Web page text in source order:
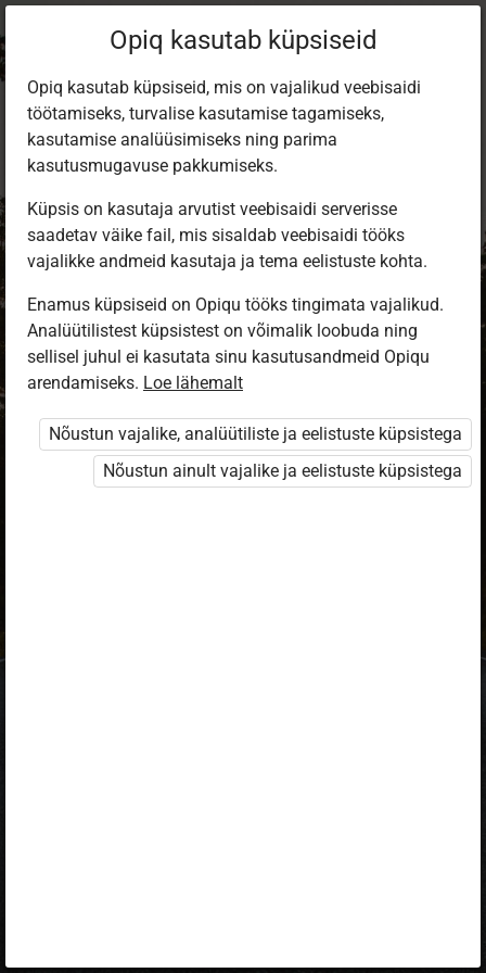
Sisene Opiqusse
Vali, kuidas end tuvastada
eKool
Stuudium
Opiq
HarID
Opiq kasutab küpsiseid
Opiq kasutab küpsiseid, mis on vajalikud veebisaidi
töötamiseks, turvalise kasutamise tagamiseks,
kasutamise analüüsimiseks ning parima
kasutusmugavuse pakkumiseks.
Küpsis on kasutaja arvutist veebisaidi serverisse
saadetav väike fail, mis sisaldab veebisaidi tööks
vajalikke andmeid kasutaja ja tema eelistuste kohta.
Enamus küpsiseid on Opiqu tööks tingimata vajalikud.
Analüütilistest küpsistest on võimalik loobuda ning
sellisel juhul ei kasutata sinu kasutusandmeid Opiqu
arendamiseks. Loe lähemalt
Nõustun vajalike, analüütiliste ja eelistuste küpsistega
Nõustun ainult vajalike ja eelistuste küpsistega